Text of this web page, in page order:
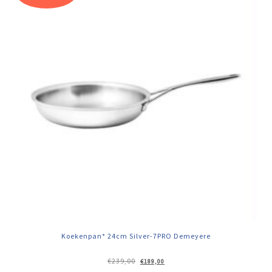
Koekenpan* 24cm Silver-7PRO Demeyere
€239,00
Oorspronkelijke
prijs
€189,00
prijs